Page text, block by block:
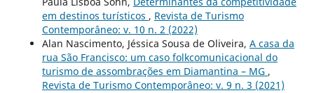
em destinos turísticos , Revista de Turismo
Contemporâneo: v. 10 n. 2 (2022)
Alan Nascimento, Jéssica Sousa de Oliveira, A casa da
rua São Francisco: um caso folkcomunicacional do
turismo de assombrações em Diamantina – MG ,
Revista de Turismo Contemporâneo: v. 9 n. 3 (2021)